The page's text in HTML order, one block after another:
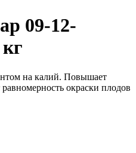
09-12-
на калий. Повышает
окраски плодов